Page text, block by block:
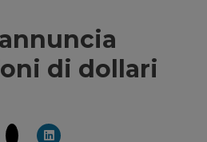
di dollari